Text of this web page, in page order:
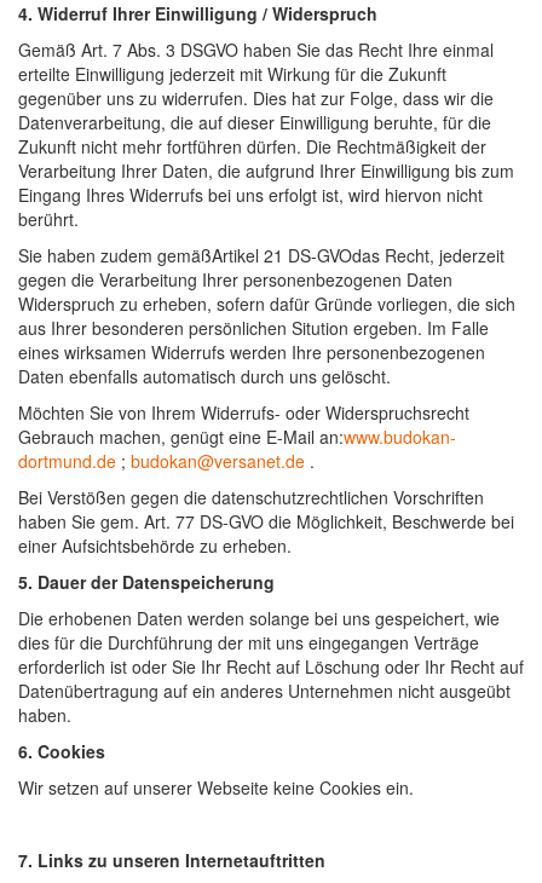
4. Widerruf Ihrer Einwilligung / Widerspruch
Gemäß Art. 7 Abs. 3 DSGVO haben Sie das Recht Ihre einmal
erteilte Einwilligung jederzeit mit Wirkung für die Zukunft
gegenüber uns zu widerrufen. Dies hat zur Folge, dass wir die
Datenverarbeitung, die auf dieser Einwilligung beruhte, für die
Zukunft nicht mehr fortführen dürfen. Die Rechtmäßigkeit der
Verarbeitung Ihrer Daten, die aufgrund Ihrer Einwilligung bis zum
Eingang Ihres Widerrufs bei uns erfolgt ist, wird hiervon nicht
berührt.
Sie haben zudem gemäßArtikel 21 DS-GVOdas Recht, jederzeit
gegen die Verarbeitung Ihrer personenbezogenen Daten
Widerspruch zu erheben, sofern dafür Gründe vorliegen, die sich
aus Ihrer besonderen persönlichen Sitution ergeben. Im Falle
eines wirksamen Widerrufs werden Ihre personenbezogenen
Daten ebenfalls automatisch durch uns gelöscht.
Möchten Sie von Ihrem Widerrufs- oder Widerspruchsrecht
Gebrauch machen, genügt eine E-Mail an:www.budokan-
dortmund.de ; budokan@versanet.de .
Bei Verstößen gegen die datenschutzrechtlichen Vorschriften
haben Sie gem. Art. 77 DS-GVO die Möglichkeit, Beschwerde bei
einer Aufsichtsbehörde zu erheben.
5. Dauer der Datenspeicherung
Die erhobenen Daten werden solange bei uns gespeichert, wie
dies für die Durchführung der mit uns eingegangen Verträge
erforderlich ist oder Sie Ihr Recht auf Löschung oder Ihr Recht auf
Datenübertragung auf ein anderes Unternehmen nicht ausgeübt
haben.
6. Cookies
Wir setzen auf unserer Webseite keine Cookies ein.
7. Links zu unseren Internetauftritten